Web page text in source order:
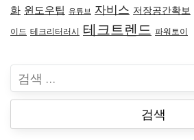
화 윈도우팁 유튜브 자비스 저장공간확보
이드 테크리터러시 테크트렌드 파워토이
검
색